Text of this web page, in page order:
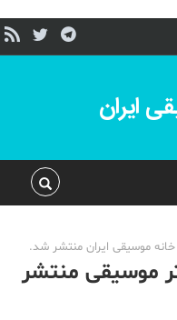
ایران
موسیقی ایران منتشر شد.
موسیقی منتشر